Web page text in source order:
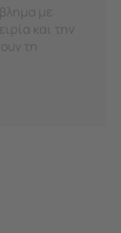
με
και την
τη